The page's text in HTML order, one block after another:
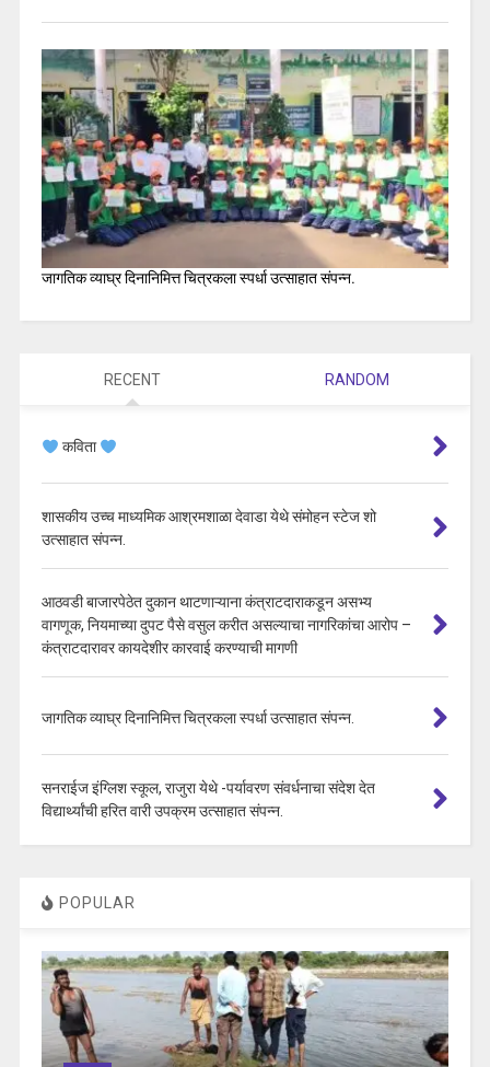
जागतिक व्याघ्र दिनानिमित्त चित्रकला स्पर्धा उत्साहात संपन्न.
RECENT RANDOM
कविता
शासकीय उच्च माध्यमिक आश्रमशाळा देवाडा येथे संमोहन स्टेज शो
उत्साहात संपन्न.
आठवडी बाजारपेठेत दुकान थाटणाऱ्याना कंत्राटदाराकडून असभ्य
वागणूक, नियमाच्या दुपट पैसे वसुल करीत असल्याचा नागरिकांचा आरोप –
कंत्राटदारावर कायदेशीर कारवाई करण्याची मागणी
जागतिक व्याघ्र दिनानिमित्त चित्रकला स्पर्धा उत्साहात संपन्न.
सनराईज इंग्लिश स्कूल, राजुरा येथे -पर्यावरण संवर्धनाचा संदेश देत
विद्यार्थ्यांची हरित वारी उपक्रम उत्साहात संपन्न.
POPULAR